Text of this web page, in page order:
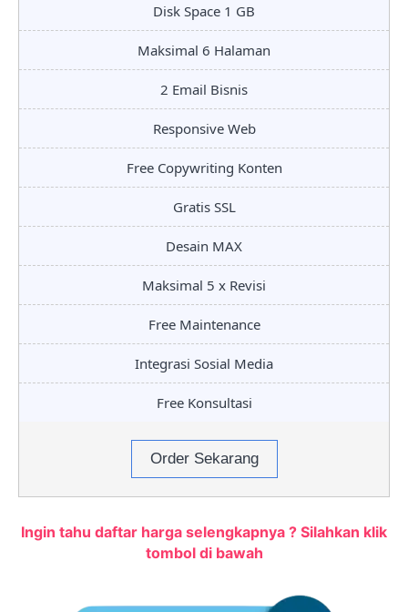
Disk Space 1 GB
Maksimal 6 Halaman
2 Email Bisnis
Responsive Web
Free Copywriting Konten
Gratis SSL
Desain MAX
Maksimal 5 x Revisi
Free Maintenance
Integrasi Sosial Media
Free Konsultasi
Order Sekarang
Ingin tahu daftar harga selengkapnya ? Silahkan klik
tombol di bawah